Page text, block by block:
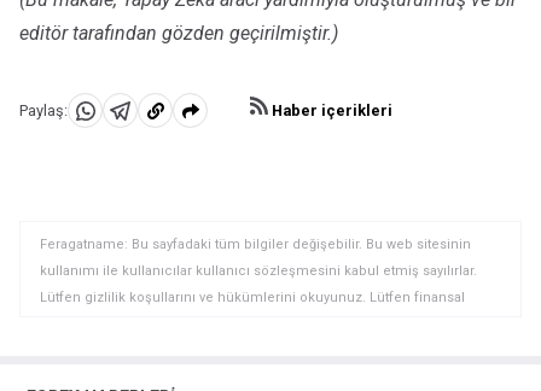
editör tarafından gözden geçirilmiştir.)
Paylaş:
WhatsApp'da
Telegram'da
Panoya
Haber içerikleri
Feragatname: Bu sayfadaki tüm bilgiler değişebilir. Bu web sitesinin
kullanımı ile kullanıcılar kullanıcı sözleşmesini kabul etmiş sayılırlar.
Lütfen gizlilik koşullarını ve hükümlerini okuyunuz. Lütfen finansal